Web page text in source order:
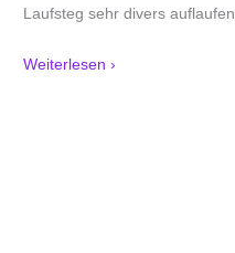
Laufsteg sehr divers auflaufen
Weiterlesen ›